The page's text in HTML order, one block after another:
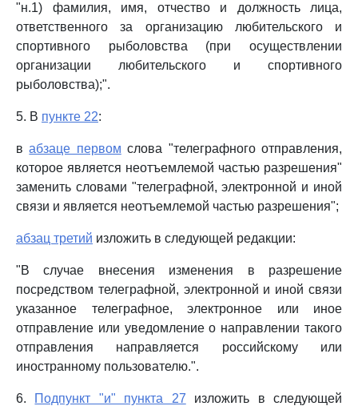
"н.1) фамилия, имя, отчество и должность лица,
ответственного за организацию любительского и
спортивного рыболовства (при осуществлении
организации любительского и спортивного
рыболовства);".
5. В пункте 22:
вабзаце первом слова "телеграфного отправления,
которое является неотъемлемой частью разрешения"
заменить словами "телеграфной, электронной и иной
связи и является неотъемлемой частью разрешения";
абзац третий изложить в следующей редакции:
"В случае внесения изменения в разрешение
посредством телеграфной, электронной и иной связи
указанное телеграфное, электронное или иное
отправление или уведомление о направлении такого
отправления направляется российскому или
иностранному пользователю.".
6. Подпункт "и" пункта 27 изложить в следующей